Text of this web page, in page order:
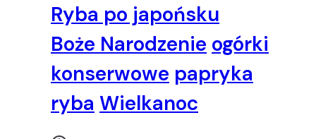
wiórki
kokosowe
Ryba po japońsku
Boże Narodzenie ogórki
konserwowe papryka
ryba Wielkanoc